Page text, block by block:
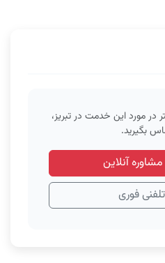
در مورد این خدمت در تبریز،
بگیرید.
آنلاین
فوری